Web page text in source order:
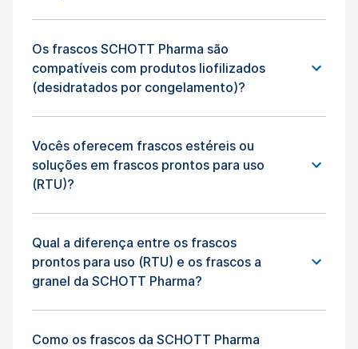
Os frascos SCHOTT Pharma são
compatíveis com produtos liofilizados
(desidratados por congelamento)?
Vocês oferecem frascos estéreis ou
soluções em frascos prontos para uso
(RTU)?
Qual a diferença entre os frascos
prontos para uso (RTU) e os frascos a
granel da SCHOTT Pharma?
Como os frascos da SCHOTT Pharma